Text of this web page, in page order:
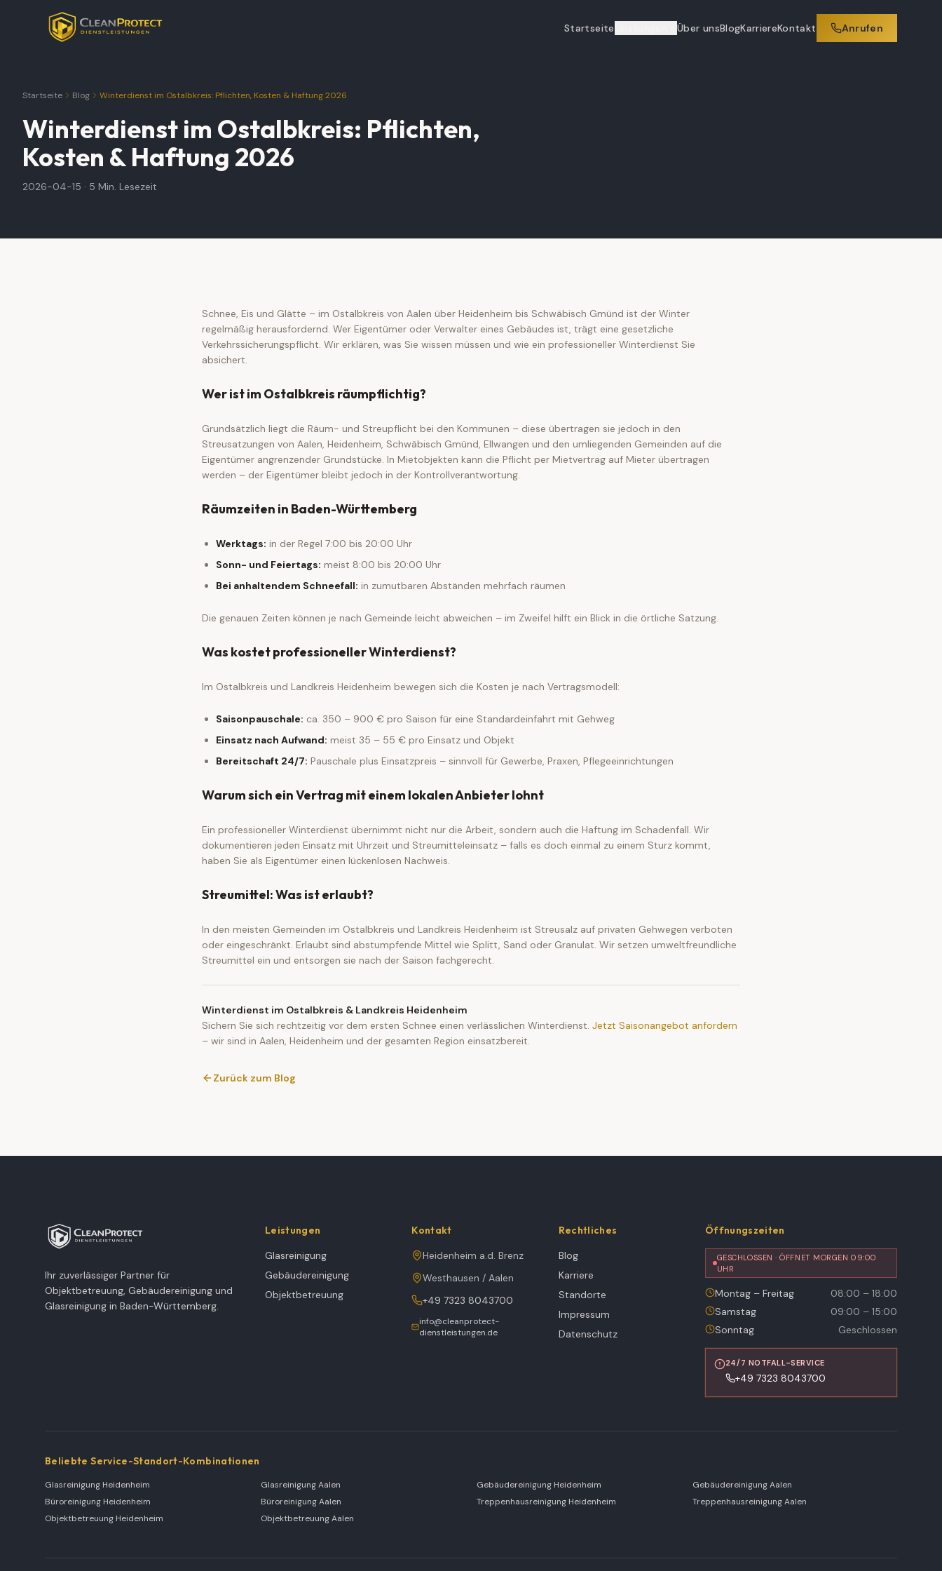
Startseite Über unsBlogKarriereKontakt Anrufen
Startseite Blog Winterdienst im Ostalbkreis: Pflichten, Kosten & Haftung 2026
Winterdienst im Ostalbkreis: Pflichten,
Kosten & Haftung 2026
2026-04-15 · 5 Min. Lesezeit
Schnee, Eis und Glätte – im Ostalbkreis von Aalen über Heidenheim bis Schwäbisch Gmünd ist der Winter
regelmäßig herausfordernd. Wer Eigentümer oder Verwalter eines Gebäudes ist, trägt eine gesetzliche
Verkehrssicherungspflicht. Wir erklären, was Sie wissen müssen und wie ein professioneller Winterdienst Sie
absichert.
Wer ist im Ostalbkreis räumpflichtig?
Grundsätzlich liegt die Räum- und Streupflicht bei den Kommunen – diese übertragen sie jedoch in den
Streusatzungen von Aalen, Heidenheim, Schwäbisch Gmünd, Ellwangen und den umliegenden Gemeinden auf die
Eigentümer angrenzender Grundstücke. In Mietobjekten kann die Pflicht per Mietvertrag auf Mieter übertragen
werden – der Eigentümer bleibt jedoch in der Kontrollverantwortung.
Räumzeiten in Baden-Württemberg
Werktags: in der Regel 7:00 bis 20:00 Uhr
Sonn- und Feiertags: meist 8:00 bis 20:00 Uhr
Bei anhaltendem Schneefall: in zumutbaren Abständen mehrfach räumen
Die genauen Zeiten können je nach Gemeinde leicht abweichen – im Zweifel hilft ein Blick in die örtliche Satzung.
Was kostet professioneller Winterdienst?
Im Ostalbkreis und Landkreis Heidenheim bewegen sich die Kosten je nach Vertragsmodell:
Saisonpauschale: ca. 350 – 900 € pro Saison für eine Standardeinfahrt mit Gehweg
Einsatz nach Aufwand: meist 35 – 55 € pro Einsatz und Objekt
Bereitschaft 24/7: Pauschale plus Einsatzpreis – sinnvoll für Gewerbe, Praxen, Pflegeeinrichtungen
Warum sich ein Vertrag mit einem lokalen Anbieter lohnt
Ein professioneller Winterdienst übernimmt nicht nur die Arbeit, sondern auch die Haftung im Schadenfall. Wir
dokumentieren jeden Einsatz mit Uhrzeit und Streumitteleinsatz – falls es doch einmal zu einem Sturz kommt,
haben Sie als Eigentümer einen lückenlosen Nachweis.
Streumittel: Was ist erlaubt?
In den meisten Gemeinden im Ostalbkreis und Landkreis Heidenheim ist Streusalz auf privaten Gehwegen verboten
oder eingeschränkt. Erlaubt sind abstumpfende Mittel wie Splitt, Sand oder Granulat. Wir setzen umweltfreundliche
Streumittel ein und entsorgen sie nach der Saison fachgerecht.
Winterdienst im Ostalbkreis & Landkreis Heidenheim
Sichern Sie sich rechtzeitig vor dem ersten Schnee einen verlässlichen Winterdienst. Jetzt Saisonangebot anfordern
– wir sind in Aalen, Heidenheim und der gesamten Region einsatzbereit.
Zurück zum Blog
Ihr zuverlässiger Partner für
Objektbetreuung, Gebäudereinigung und
Glasreinigung in Baden-Württemberg.
Leistungen
Glasreinigung
Gebäudereinigung
Objektbetreuung
Kontakt
Heidenheim a.d. Brenz
Westhausen / Aalen
+49 7323 8043700
info@cleanprotect-
dienstleistungen.de
Rechtliches
Blog
Karriere
Standorte
Impressum
Datenschutz
Öffnungszeiten
GESCHLOSSEN · ÖFFNET MORGEN 09:00
UHR
Montag – Freitag
08:00 – 18:00
Samstag
09:00 – 15:00
Sonntag
Geschlossen
24/7 NOTFALL-SERVICE
+49 7323 8043700
Beliebte Service-Standort-Kombinationen
Glasreinigung Heidenheim Glasreinigung Aalen Gebäudereinigung Heidenheim
Gebäudereinigung Aalen
Büroreinigung Heidenheim
Büroreinigung Aalen Treppenhausreinigung Heidenheim
Treppenhausreinigung Aalen
Objektbetreuung Heidenheim
Objektbetreuung Aalen